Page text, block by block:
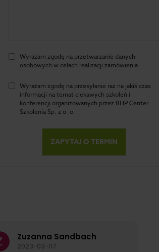
Wyrażam zgodę na przetwarzanie danych
osobowych w celach realizacji zamówienia
Wyrażam zgodę na przesyłanie raz na jakiś czas
informacji na temat ciekawych szkoleń i
konferencji organizowanych przez BHP Center
Szkolenia Sp. z o. o.
Zuzanna Sandbach
2023-03-07